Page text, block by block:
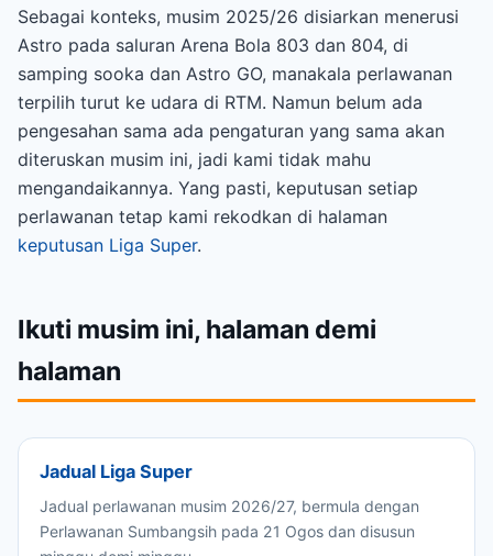
Sebagai konteks, musim 2025/26 disiarkan menerusi
Astro pada saluran Arena Bola 803 dan 804, di
samping sooka dan Astro GO, manakala perlawanan
terpilih turut ke udara di RTM. Namun belum ada
pengesahan sama ada pengaturan yang sama akan
diteruskan musim ini, jadi kami tidak mahu
mengandaikannya. Yang pasti, keputusan setiap
perlawanan tetap kami rekodkan di halaman
keputusan Liga Super.
Ikuti musim ini, halaman demi
halaman
Jadual Liga Super
Jadual perlawanan musim 2026/27, bermula dengan
Perlawanan Sumbangsih pada 21 Ogos dan disusun